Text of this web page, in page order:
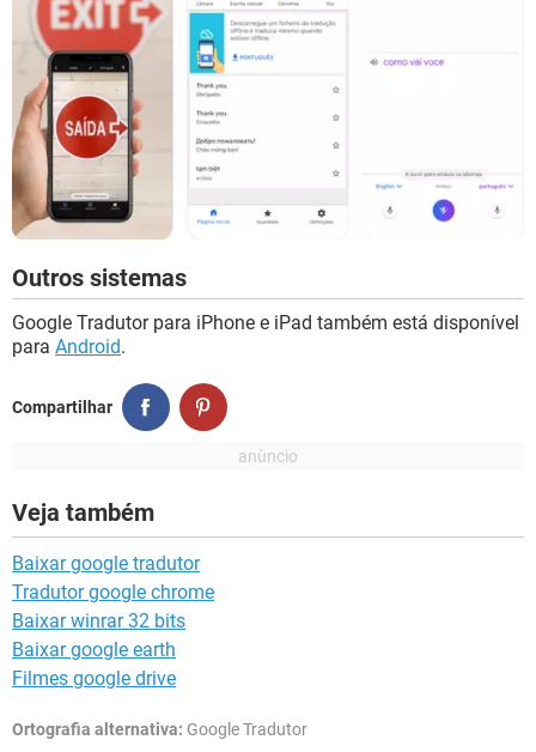
Outros sistemas
Google Tradutor para iPhone e iPad também está disponível
para Android.
Compartilhar
Veja também
Baixar google tradutor
Tradutor google chrome
Baixar winrar 32 bits
Baixar google earth
Filmes google drive
Ortografia alternativa: Google Tradutor